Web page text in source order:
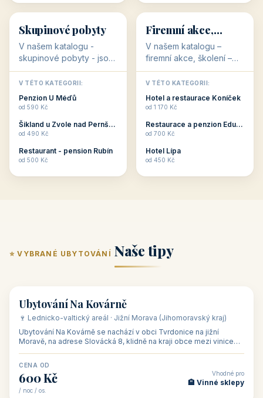
👥 32 objektů
Skupinové pobyty
V našem katalogu -
skupinové pobyty - jsou
pro Vás připraveny
objekty, které nabízí
ubytování skupin v
penzionech, hotelích a
Budete překva...
V TÉTO KATEGORII:
Penzion U Méďů
od 590 Kč
Šikland u Zvole nad Pernštejnem
od 490 Kč
Restaurant - pension Rubín
od 500 Kč
💼 31 objektů
Firemní akce,
školení
V našem katalogu –
firemní akce, školení –
jsou pro Vás připraveny
objekty, které mají
zkušenosti pořádat i
menší firemní akce a
ob...
V TÉTO KATEGORII:
Hotel a restaurace Koníček
od 1 170 Kč
Restaurace a penzion Eduard
od 700 Kč
Hotel Lípa
od 450 Kč
⭐ VYBRANÉ UBYTOVÁNÍ Naše tipy
🏡 penzion
Ubytování Na Kovárně
🍷 Lednicko-valtický areál · Jižní Morava (Jihomoravský kraj)
Ubytování Na Kovárně se nachází v obci Tvrdonice na jižní
Moravě, na adrese Slovácká 8, klidně na kraji obce mezi vinicemi,
CENA OD
600 Kč
/ noc / os.
Vhodné pro
🏨 Vinné sklepy